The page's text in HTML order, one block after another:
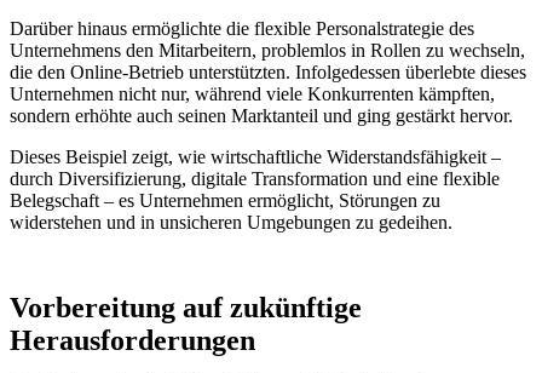
Darüber hinaus ermöglichte die flexible Personalstrategie des
Unternehmens den Mitarbeitern, problemlos in Rollen zu wechseln,
die den Online-Betrieb unterstützten. Infolgedessen überlebte dieses
Unternehmen nicht nur, während viele Konkurrenten kämpften,
sondern erhöhte auch seinen Marktanteil und ging gestärkt hervor.
Dieses Beispiel zeigt, wie wirtschaftliche Widerstandsfähigkeit –
durch Diversifizierung, digitale Transformation und eine flexible
Belegschaft – es Unternehmen ermöglicht, Störungen zu
widerstehen und in unsicheren Umgebungen zu gedeihen.
Vorbereitung auf zukünftige
Herausforderungen